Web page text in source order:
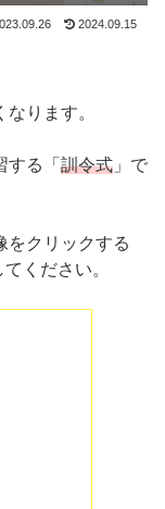
2024.09.15
ります。
る「 訓令式 」で
をクリックする
ください。